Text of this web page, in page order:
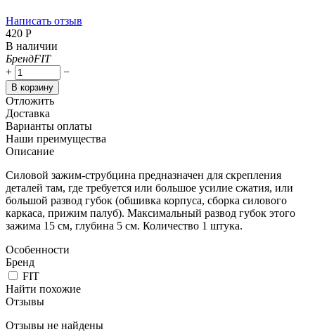
Написать отзыв
‍420‍ Р
В наличии
БрендFIT
+
−
В корзину
Отложить
Доставка
Варианты оплаты
Наши преимущества
Описание
Силовой зажим-струбцина предназначен для скрепления
деталей там, где требуется или большое усилие сжатия, или
большой развод губок (обшивка корпуса, сборка силового
каркаса, прижим палуб). Максимальный развод губок этого
зажима 15 см, глубина 5 см. Количество 1 штука.
Особенности
Бренд
FIT
Найти похожие
Отзывы
Отзывы не найдены